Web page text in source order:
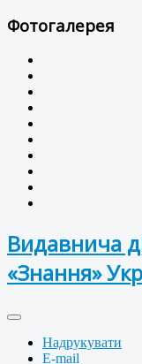
Фотогалерея
Видавнича
«Знання»
Надрукувати
E-mail